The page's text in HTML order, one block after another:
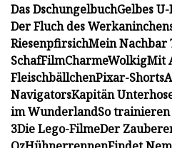
Das DschungelbuchGelbes
Der Fluch des
RiesenpfirsichMein Nachbar
SchafFilmCharmeWolkigMit
FleischbällchenPixar-Shorts
NavigatorsKapitän
im WunderlandSo
3Die Lego-FilmeDer